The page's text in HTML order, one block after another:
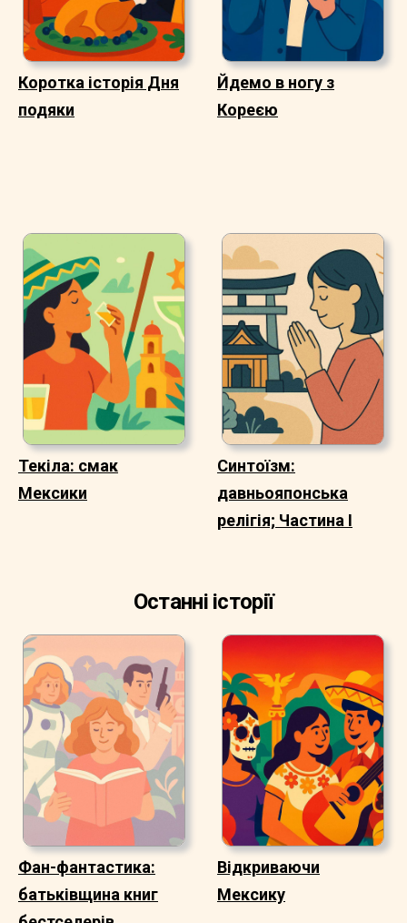
Коротка історія Дня
подяки
Йдемо в ногу з
Кореєю
Текіла: смак
Мексики
Синтоїзм:
давньояпонська
релігія; Частина I
Останні історії
Фан-фантастика:
батьківщина книг
Відкриваючи
Мексику